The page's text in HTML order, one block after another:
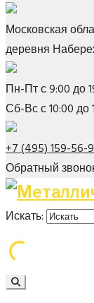
Московская
деревня
Пн-Пт с 9:00 до
Сб-Вс с 10:00 до
+7 (495) 159-56-
Обратный
Искать: